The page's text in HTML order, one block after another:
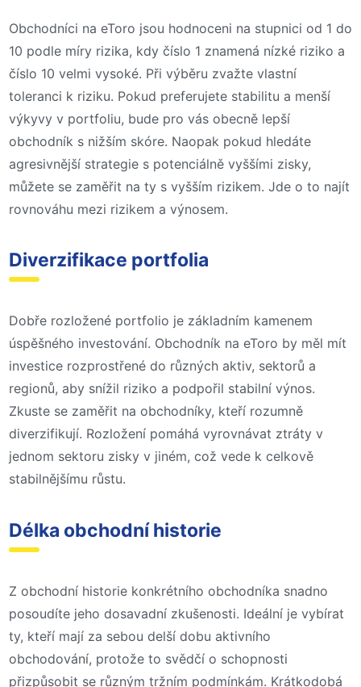
Obchodníci na eToro jsou hodnoceni na stupnici od 1 do
10 podle míry rizika, kdy číslo 1 znamená nízké riziko a
číslo 10 velmi vysoké. Při výběru zvažte vlastní
toleranci k riziku. Pokud preferujete stabilitu a menší
výkyvy v portfoliu, bude pro vás obecně lepší
obchodník s nižším skóre. Naopak pokud hledáte
agresivnější strategie s potenciálně vyššími zisky,
můžete se zaměřit na ty s vyšším rizikem. Jde o to najít
rovnováhu mezi rizikem a výnosem.
Diverzifikace portfolia
Dobře rozložené portfolio je základním kamenem
úspěšného investování. Obchodník na eToro by měl mít
investice rozprostřené do různých aktiv, sektorů a
regionů, aby snížil riziko a podpořil stabilní výnos.
Zkuste se zaměřit na obchodníky, kteří rozumně
diverzifikují. Rozložení pomáhá vyrovnávat ztráty v
jednom sektoru zisky v jiném, což vede k celkově
stabilnějšímu růstu.
Délka obchodní historie
Z obchodní historie konkrétního obchodníka snadno
posoudíte jeho dosavadní zkušenosti. Ideální je vybírat
ty, kteří mají za sebou delší dobu aktivního
obchodování, protože to svědčí o schopnosti
přizpůsobit se různým tržním podmínkám. Krátkodobá